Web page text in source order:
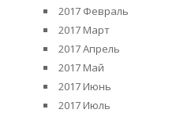
2017 Февраль
2017 Март
2017 Апрель
2017 Май
2017 Июнь
2017 Июль